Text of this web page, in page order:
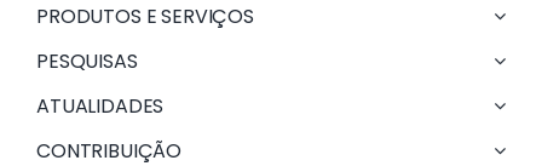
PRODUTOS E SERVIÇOS
PESQUISAS
ATUALIDADES
CONTRIBUIÇÃO